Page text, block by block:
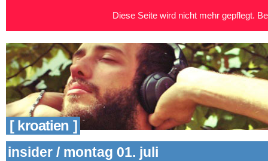
[ kroatien ]
insider / montag 01. juli
Diese Seite wird nicht mehr gepflegt.